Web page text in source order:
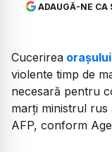
ADAUGĂ-NE CA
Cucerirea
violente timp de
necesară pentru
marţi ministrul rus
AFP, conform